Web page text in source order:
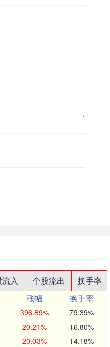
入 个股流出
换手率
涨幅
换手率
396.89% 79.39%
20.21% 16.80%
20.03% 14.18%